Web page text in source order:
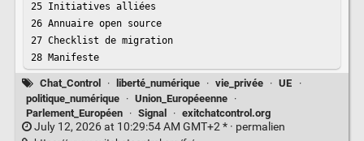
25 Initiatives alliées
26 Annuaire open source
27 Checklist de migration
28 Manifeste
Chat_Control · liberté_numérique · vie_privée · UE
·
politique_numérique
· Union_Européeenne
·
Parlement_Européen
· Signal · exitchatcontrol.org
July 12, 2026 at 10:29:54 AM GMT+2 * · permalien